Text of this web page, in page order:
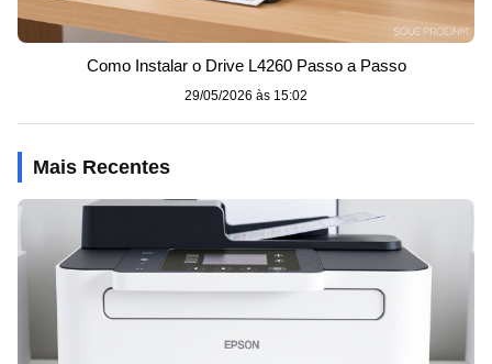
Como Instalar o Drive L4260 Passo a Passo
29/05/2026 às 15:02
Mais Recentes